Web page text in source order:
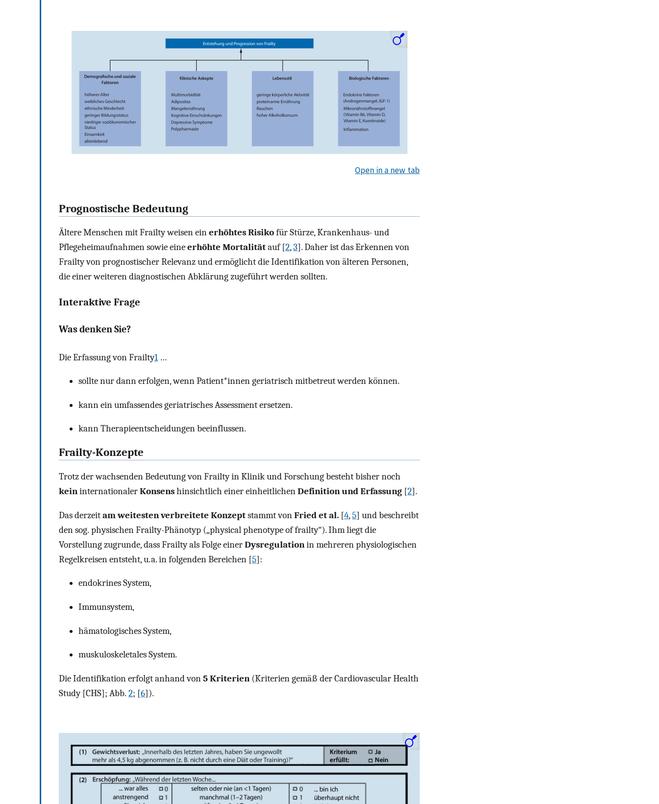
Open in a new tab
Prognostische Bedeutung
Ältere Menschen mit Frailty weisen einerhöhtes Risikofür Stürze, Krankenhaus- und
Pflegeheimaufnahmen sowie eineerhöhte Mortalitätauf [2,3]. Daher ist das Erkennen von
Frailty von prognostischer Relevanz und ermöglicht die Identifikation von älteren Personen,
die einer weiteren diagnostischen Abklärung zugeführt werden sollten.
Interaktive Frage
Was denken Sie?
Die Erfassung von Frailty1 …
sollte nur dann erfolgen, wenn Patient*innen geriatrisch mitbetreut werden können.
kann ein umfassendes geriatrisches Assessment ersetzen.
kann Therapieentscheidungen beeinflussen.
Frailty-Konzepte
Trotz der wachsenden Bedeutung von Frailty in Klinik und Forschung besteht bisher noch
keininternationalerKonsenshinsichtlich einer einheitlichenDefinition und Erfassung [2].
Das derzeitam weitesten verbreitete Konzeptstammt vonFried et al. [4,5] und beschreibt
den sog. physischen Frailty-Phänotyp („physical phenotype of frailty“). Ihm liegt die
Vorstellung zugrunde, dass Frailty als Folge einerDysregulationin mehreren physiologischen
Regelkreisen entsteht, u. a. in folgenden Bereichen [5]:
endokrines System,
Immunsystem,
hämatologisches System,
muskuloskeletales System.
Die Identifikation erfolgt anhand von5 Kriterien (Kriterien gemäß der Cardiovascular Health
Study [CHS]; Abb. 2; [6]).